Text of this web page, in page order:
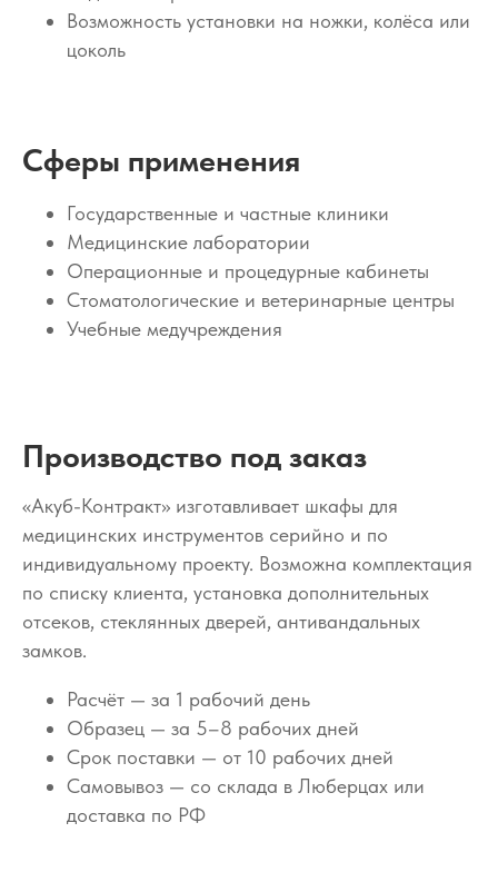
Возможность установки на ножки, колёса или
цоколь
Сферы применения
Государственные и частные клиники
Медицинские лаборатории
Операционные и процедурные кабинеты
Стоматологические и ветеринарные центры
Учебные медучреждения
Производство под заказ
«Акуб-Контракт» изготавливает шкафы для
медицинских инструментов серийно и по
индивидуальному проекту. Возможна комплектация
по списку клиента, установка дополнительных
отсеков, стеклянных дверей, антивандальных
замков.
Расчёт — за 1 рабочий день
Образец — за 5–8 рабочих дней
Срок поставки — от 10 рабочих дней
Самовывоз — со склада в Люберцах или
доставка по РФ